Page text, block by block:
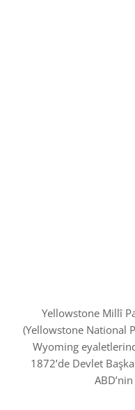
Yellowstone Millî
(Yellowstone National
Wyoming
1872’de Devlet